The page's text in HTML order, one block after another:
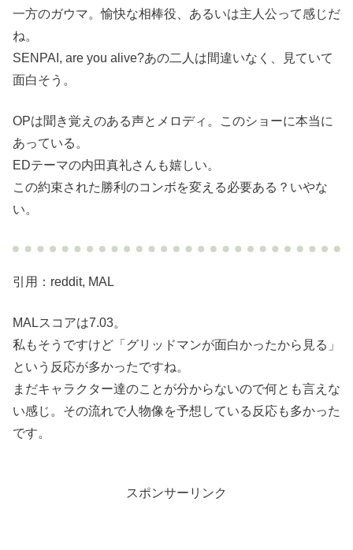
一方のガウマ。愉快な相棒役、あるいは主人公って感じだ
ね。
SENPAI, are you alive?あの二人は間違いなく、見ていて
面白そう。
OPは聞き覚えのある声とメロディ。このショーに本当に
あっている。
EDテーマの内田真礼さんも嬉しい。
この約束された勝利のコンボを変える必要ある？いやな
い。
引用：reddit, MAL
MALスコアは7.03。
私もそうですけど「グリッドマンが面白かったから見る」
という反応が多かったですね。
まだキャラクター達のことが分からないので何とも言えな
い感じ。その流れで人物像を予想している反応も多かった
です。
スポンサーリンク